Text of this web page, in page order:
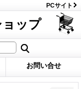
PCサイト
ップ
お問い合せ